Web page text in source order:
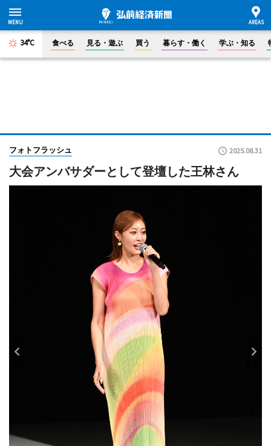
34°C 食べる 見る・遊ぶ 買う 暮らす・働く 学ぶ・知る
フォトフラッシュ 2025.08.31
大会アンバサダーとして登壇した王林さん